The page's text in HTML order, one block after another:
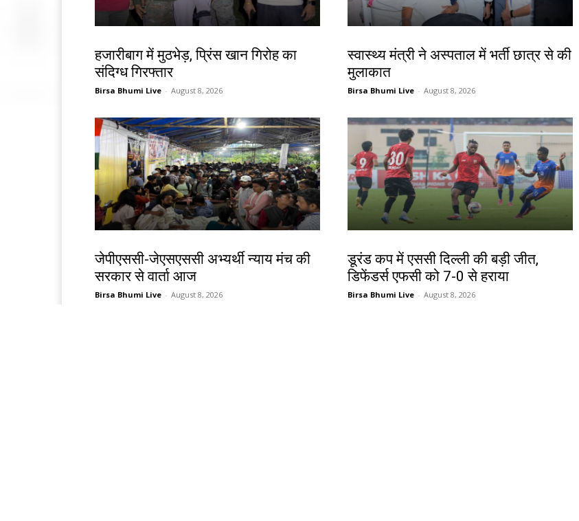
हजारीबाग में मुठभेड़, प्रिंस खान गिरोह का
संदिग्ध गिरफ्तार
Birsa Bhumi Live - August 8, 2026
स्वास्थ्य मंत्री ने अस्पताल में भर्ती छात्र से की
मुलाकात
Birsa Bhumi Live - August 8, 2026
जेपीएससी-जेएसएससी अभ्यर्थी न्याय मंच की
सरकार से वार्ता आज
Birsa Bhumi Live - August 8, 2026
डूरंड कप में एससी दिल्ली की बड़ी जीत,
डिफेंडर्स एफसी को 7-0 से हराया
Birsa Bhumi Live - August 8, 2026